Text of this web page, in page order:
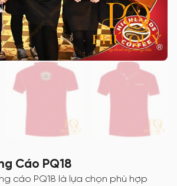
Cáo PQ18
cáo PQ18 là lựa chọn phù hợp